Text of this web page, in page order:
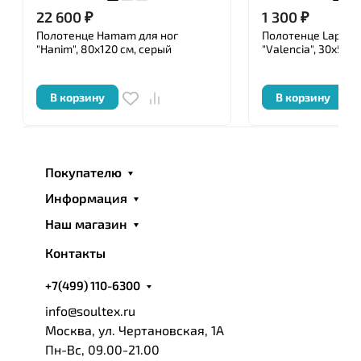
22 600₽
Полотенце Hamam для ног
"Hanim", 80x120 см, серый
В корзину
1 300₽
Полотенце
"Valencia", 30x50
В корзину
Покупателю
Информация
Наш магазин
Контакты
+7(499) 110-6300
info@soultex.ru
Москва, ул. Чертановская, 1А
Пн-Вс, 09.00-21.00